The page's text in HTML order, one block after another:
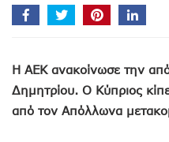
H AEK ανακοίνωσε την
Δημητρίου. Ο Κύπριος
από τον Απόλλωνα